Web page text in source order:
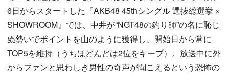
6日からスタートした『AKB48 45thシングル 選抜総選挙 ×
SHOWROOM』では、中井が“NGT48の釣り師”の名に恥じ
ぬ勢いでポイントを山のように獲得し、開始日から常に
TOP5を維持（うちほどんどは2位をキープ）。放送中に外
からファンと思わしき男性の奇声が聞こえるという恐怖の